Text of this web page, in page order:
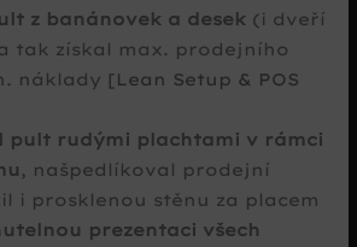
z banánovek a desek (i dveří
tak získal max. prodejního
náklady [Lean Setup & POS
pult rudými plachtami v rámci
, našpedlíkoval prodejní
i prosklenou stěnu za placem
prezentaci všech